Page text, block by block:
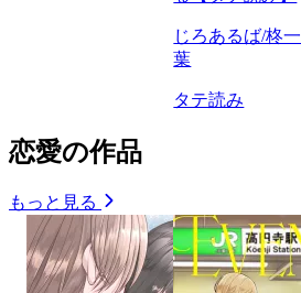
じろあるば/柊一
葉
タテ読み
恋愛の作品
もっと見る